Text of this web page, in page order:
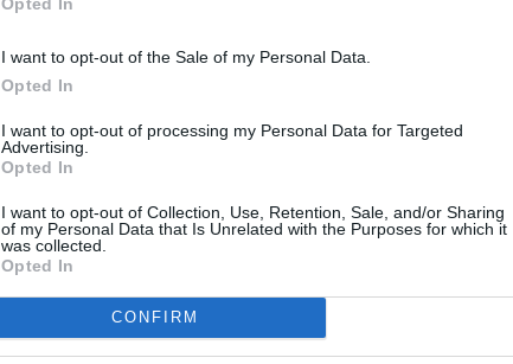
I want to opt-out of the Sale of my Personal Data.
Opted In
I want to opt-out of processing my Personal Data for Targeted
Advertising.
Opted In
I want to opt-out of Collection, Use, Retention, Sale, and/or Sharing
of my Personal Data that Is Unrelated with the Purposes for which it
was collected.
Opted In
CONFIRM